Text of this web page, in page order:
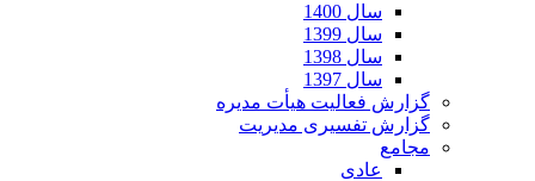
سال 1400
سال 1399
سال 1398
سال 1397
گزارش فعالیت هیأت مدیره
گزارش تفسیری مدیریت
مجامع
عادی